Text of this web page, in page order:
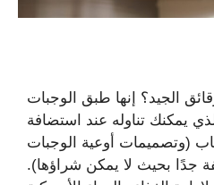
الجيد؟ إنها طبق الوجبات
يمكنك تناوله عند استضافة
(وتصميمات أوعية الوجبات
جدًا بحيث لا يمكن شراؤها).